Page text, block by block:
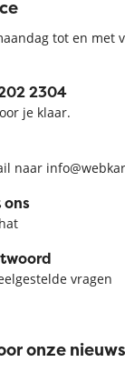
tot en met
2304
je klaar.
naar
vragen
onze